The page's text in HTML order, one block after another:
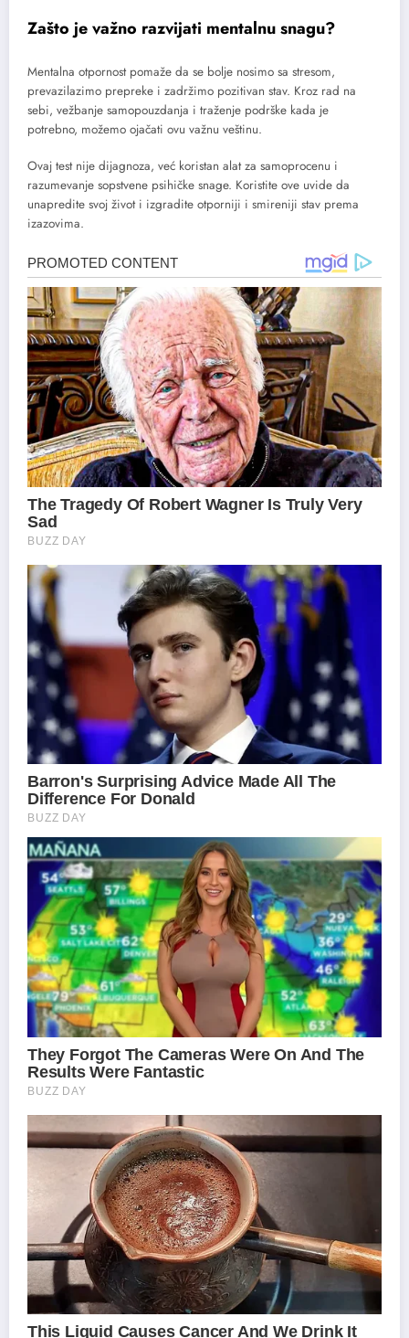
Zašto je važno razvijati mentalnu snagu?
Mentalna otpornost pomaže da se bolje nosimo sa stresom,
prevazilazimo prepreke i zadržimo pozitivan stav. Kroz rad na
sebi, vežbanje samopouzdanja i traženje podrške kada je
potrebno, možemo ojačati ovu važnu veštinu.
Ovaj test nije dijagnoza, već koristan alat za samoprocenu i
razumevanje sopstvene psihičke snage. Koristite ove uvide da
unapredite svoj život i izgradite otporniji i smireniji stav prema
izazovima.